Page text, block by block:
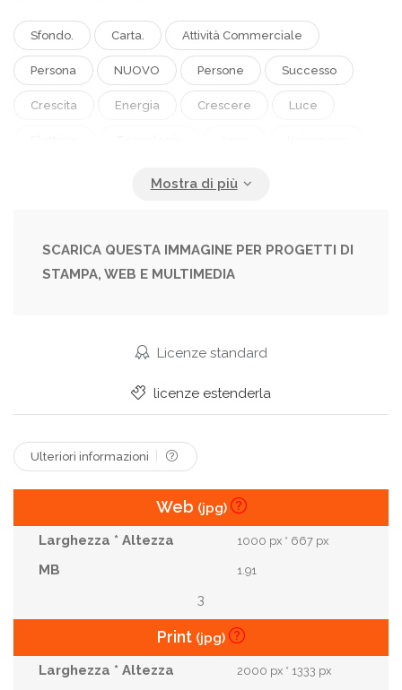
Sfondo. Carta. Attività Commerciale
Persona NUOVO Persone Successo
Crescita Energia Crescere Luce
Concetto Idea
Fare Un Passo Istruzione Problema.
Soluzione Strategia Scoperta
Mente Intelligente
Logo Genio.
Conclusione Brainstorm
SCARICA QUESTA IMMAGINE PER PROGETTI DI
STAMPA, WEB E MULTIMEDIA
Licenze standard
licenze estenderla
Ulteriori informazioni
Web (jpg)
1000 px * 667 px
1.91
3
Print (jpg)
2000 px * 1333 px